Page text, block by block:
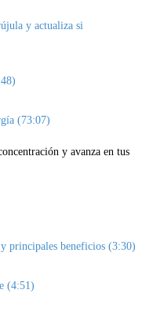
y actualiza si
(73:07)
y avanza en tus
principales beneficios (3:30)
(4:51)